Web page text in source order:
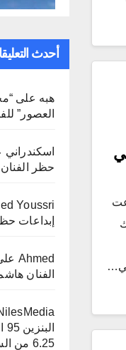
أحدث
هبه على
العصور”
اسكندراني
حظر
Youssri
إبداعات
Ahmed
الفنان
6.25 من السبت